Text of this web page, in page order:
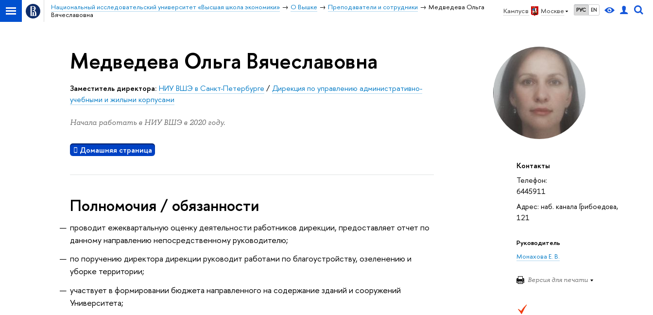
Кампус в Москве РУС EN
Национальный исследовательский университет «Высшая школа экономики» О Вышке Преподаватели и сотрудники
Медведева Ольга
Вячеславовна
Контакты
Телефон:
6445911
Адрес: наб. канала Грибоедова,
121
Руководитель
Монахова Е. В.
Версия для печати
Медведева Ольга Вячеславовна
Заместитель директора: НИУ ВШЭ в Санкт-Петербурге /Дирекция по управлению административно-
учебными и жилыми корпусами
Начала работать в НИУ ВШЭ в 2020 году.
Домашняя страница
Полномочия / обязанности
проводит ежеквартальную оценку деятельности работников дирекции, предоставляет отчет по
данному направлению непосредственному руководителю;
по поручению директора дирекции руководит работами по благоустройству, озеленению и
уборке территории;
участвует в формировании бюджета направленного на содержание зданий и сооружений
Университета;